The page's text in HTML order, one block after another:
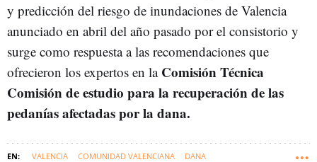
y predicción del riesgo de inundaciones de Valencia
anunciado en abril del año pasado por el consistorio y
surge como respuesta a las recomendaciones que
ofrecieron los expertos en la Comisión Técnica
Comisión de estudio para la recuperación de las
pedanías afectadas por la dana.
VALENCIA COMUNIDAD VALENCIANA DANA